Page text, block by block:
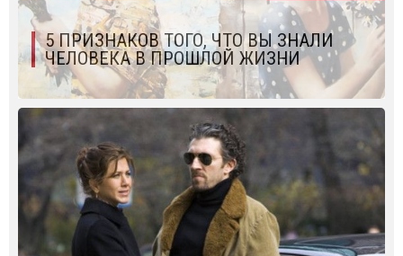
5 ПРИЗНАКОВ ТОГО, ЧТО ВЫ ЗНАЛИ
ЧЕЛОВЕКА В ПРОШЛОЙ ЖИЗНИ